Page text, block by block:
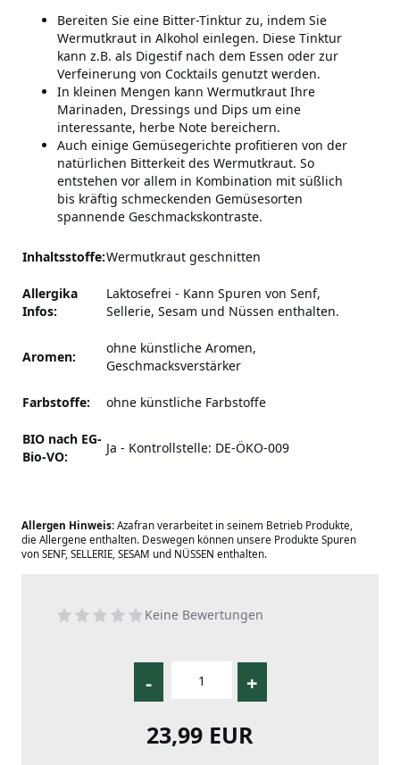
Bereiten Sie eine Bitter-Tinktur zu, indem Sie
Wermutkraut in Alkohol einlegen. Diese Tinktur
kann z.B. als Digestif nach dem Essen oder zur
Verfeinerung von Cocktails genutzt werden.
In kleinen Mengen kann Wermutkraut Ihre
Marinaden, Dressings und Dips um eine
interessante, herbe Note bereichern.
Auch einige Gemüsegerichte profitieren von der
natürlichen Bitterkeit des Wermutkraut. So
entstehen vor allem in Kombination mit süßlich
bis kräftig schmeckenden Gemüsesorten
spannende Geschmackskontraste.
Inhaltsstoffe:Wermutkraut geschnitten
Allergika
Infos:
Laktosefrei - Kann Spuren von Senf,
Sellerie, Sesam und Nüssen enthalten.
Aromen:
ohne künstliche Aromen,
Geschmacksverstärker
Farbstoffe: ohne künstliche Farbstoffe
BIO nach EG-
Bio-VO:
Ja - Kontrollstelle: DE-ÖKO-009
Allergen Hinweis: Azafran verarbeitet in seinem Betrieb Produkte,
die Allergene enthalten. Deswegen können unsere Produkte Spuren
von SENF, SELLERIE, SESAM und NÜSSEN enthalten.
Keine Bewertungen
- +
23,99 EUR